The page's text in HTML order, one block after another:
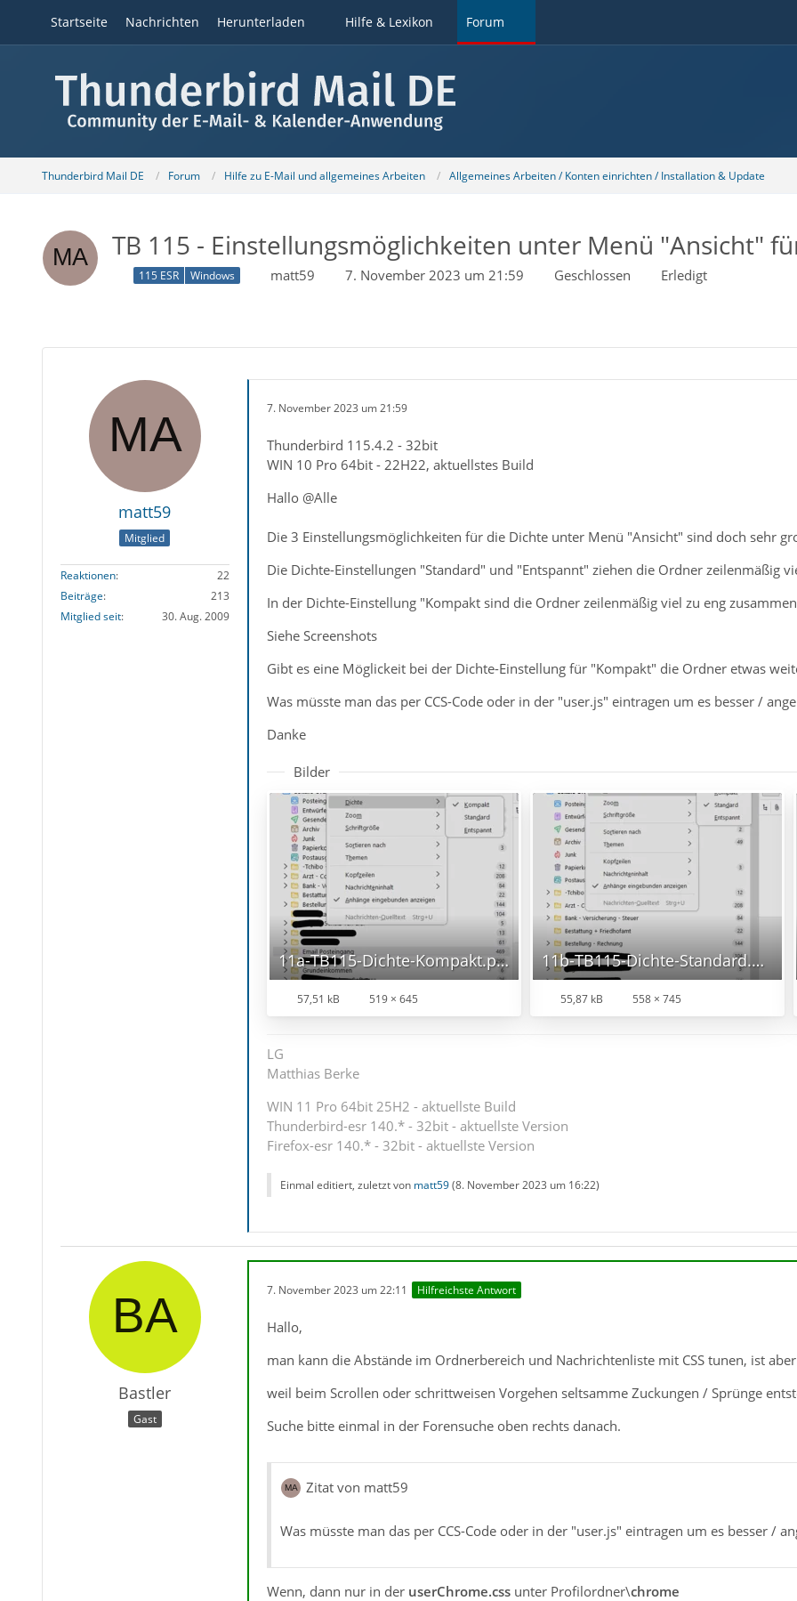
Startseite Nachrichten Herunterladen Hilfe & Lexikon Forum
Thunderbird Mail DE Forum Hilfe zu E-Mail und allgemeines Arbeiten Allgemeines Arbeiten / Konten einrichten / Installation & Update
TB 115 - Einstellungsmöglichkeiten unter Menü "Ansicht"
115 ESR Windows matt59 7. November 2023 um 21:59 Geschlossen Erledigt
matt59
Mitglied
Reaktionen
22
Beiträge
213
Mitglied seit
30. Aug. 2009
7. November 2023 um 21:59
Thunderbird 115.4.2 - 32bit
WIN 10 Pro 64bit - 22H22, aktuellstes Build
Hallo @Alle
Die 3 Einstellungsmöglichkeiten für die Dichte unter Menü "Ansicht" sind doch sehr
Die Dichte-Einstellungen "Standard" und "Entspannt" ziehen die Ordner zeilenmäßig
In der Dichte-Einstellung "Kompakt sind die Ordner zeilenmäßig viel zu eng
Siehe Screenshots
Gibt es eine Möglickeit bei der Dichte-Einstellung für "Kompakt" die Ordner etwas
Was müsste man das per CCS-Code oder in der "user.js" eintragen um es besser /
Danke
Bilder
11a-TB115-Dichte-Kompakt.png
57,51 kB 519 × 645
11b-TB115-Dichte-Standard.png
55,87 kB 558 × 745
LG
Matthias Berke
WIN 11 Pro 64bit 25H2 - aktuellste Build
Thunderbird-esr 140.* - 32bit - aktuellste Version
Firefox-esr 140.* - 32bit - aktuellste Version
Einmal editiert, zuletzt von matt59(8. November 2023 um 16:22)
Bastler
Gast
7. November 2023 um 22:11 Hilfreichste Antwort
Hallo,
man kann die Abstände im Ordnerbereich und Nachrichtenliste mit CSS tunen, ist
weil beim Scrollen oder schrittweisen Vorgehen seltsamme Zuckungen / Sprünge
Suche bitte einmal in der Forensuche oben rechts danach.
Zitat von matt59
Was müsste man das per CCS-Code oder in der "user.js" eintragen um es besser /
Wenn, dann nur in der userChrome.cssunter Profilordner\chrome